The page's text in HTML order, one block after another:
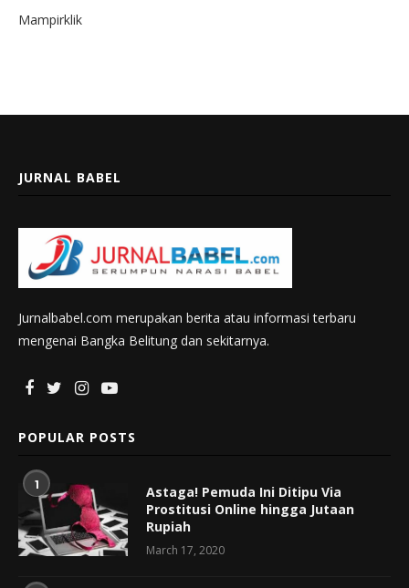
Mampirklik
JURNAL BABEL
Jurnalbabel.com merupakan berita atau informasi terbaru
mengenai Bangka Belitung dan sekitarnya.
POPULAR POSTS
1
Astaga! Pemuda Ini Ditipu Via
Prostitusi Online hingga Jutaan
Rupiah
March 17, 2020